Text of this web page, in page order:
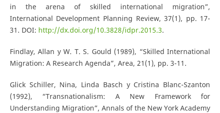
in the arena of skilled international migration”,
International Development Planning Review, 37(1), pp. 17-
31. DOI: http://dx.doi.org/10.3828/idpr.2015.3.
Findlay, Allan y W. T. S. Gould (1989), “Skilled International
Migration: A Research Agenda”, Area, 21(1), pp. 3-11.
Glick Schiller, Nina, Linda Basch y Cristina Blanc-Szanton
(1992), “Transnationalism: A New Framework for
Understanding Migration”, Annals of the New York Academy